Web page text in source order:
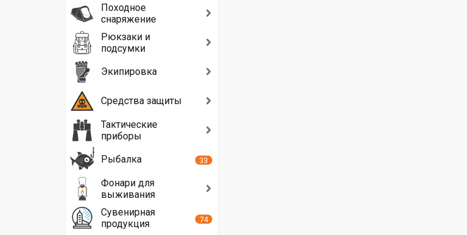
Походное
снаряжение
Рюкзаки и
подсумки
Экипировка
Средства защиты
Тактические
приборы
Рыбалка
33
Фонари для
выживания
Сувенирная
продукция
74